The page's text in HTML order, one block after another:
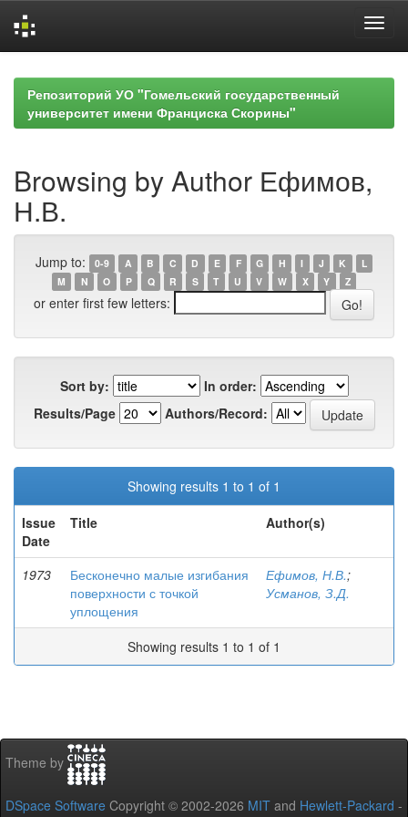
navigationРепозиторий УО "Гомельский государственный
университет имени Франциска Скорины"
Browsing by Author Ефимов,
Н.В.
Jump to: 0-9 A B C D E F G H I J K
L
M
N O P Q R S T U V W X Y Z
or enter first few letters:
Sort by:
In order:
Results/Page
Authors/Record:
Showing results 1 to 1 of 1
Issue
Date
Title Author(s)
1973
Бесконечно малые изгибания
поверхности с точкой
уплощения
Ефимов, Н.В.;
Усманов, З.Д.
Showing results 1 to 1 of 1
Theme by
DSpace Software Copyright © 2002-2026 MIT and Hewlett-Packard -